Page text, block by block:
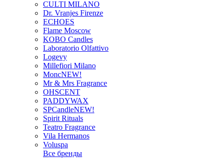
CULTI MILANO
Dr. Vranjes Firenze
ECHOES
Flame Moscow
KOBO Candles
Laboratorio Olfattivo
Logevy
Millefiori Milano
MoncNEW!
Mr & Mrs Fragrance
OHSCENT
PADDYWAX
SPCandleNEW!
Spirit Rituals
Teatro Fragrance
Vila Hermanos
Voluspa
Все бренды